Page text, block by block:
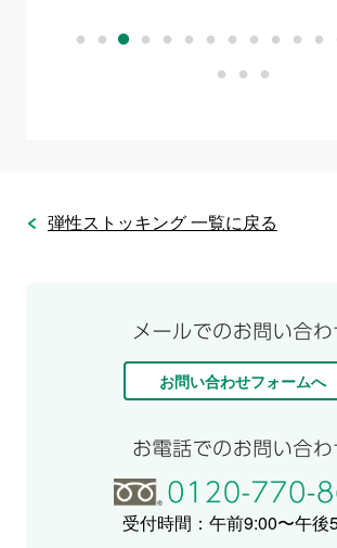
弾性ストッキング 一覧に戻る
お問い合わせフォームへ
受付時間：午前9:00〜午後